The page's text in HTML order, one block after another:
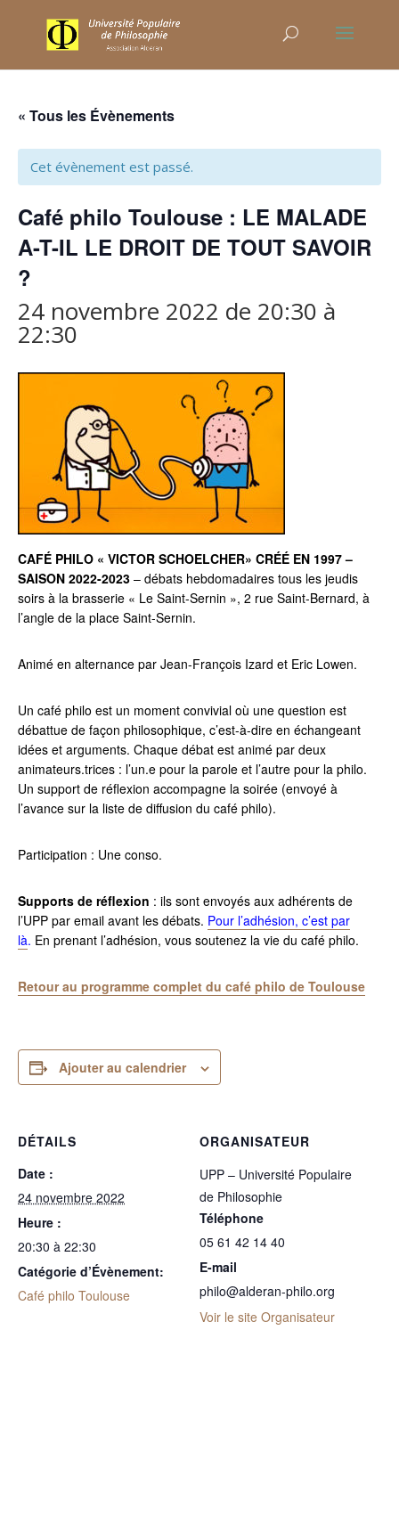
« Tous les Évènements
Cet évènement est passé.
Café philo Toulouse : LE MALADE
A-T-IL LE DROIT DE TOUT SAVOIR
?
24 novembre 2022 de 20:30 à
22:30
CAFÉ PHILO « VICTOR SCHOELCHER» CRÉÉ EN 1997 –
SAISON 2022-2023 – débats hebdomadaires tous les jeudis
soirs à la brasserie « Le Saint-Sernin », 2 rue Saint-Bernard, à
l’angle de la place Saint-Sernin.
Animé en alternance par Jean-François Izard et Eric Lowen.
Un café philo est un moment convivial où une question est
débattue de façon philosophique, c’est-à-dire en échangeant
idées et arguments. Chaque débat est animé par deux
animateurs.trices : l’un.e pour la parole et l’autre pour la philo.
Un support de réflexion accompagne la soirée (envoyé à
l’avance sur la liste de diffusion du café philo).
Participation : Une conso.
Supports de réflexion : ils sont envoyés aux adhérents de
l’UPP par email avant les débats. Pour l’adhésion, c’est par
là. En prenant l’adhésion, vous soutenez la vie du café philo.
Retour au programme complet du café philo de Toulouse
Ajouter au calendrier
DÉTAILS
Date :
24 novembre 2022
Heure :
20:30 à 22:30
Catégorie d’Évènement:
Café philo Toulouse
ORGANISATEUR
UPP – Université Populaire
de Philosophie
Téléphone
05 61 42 14 40
E-mail
philo@alderan-philo.org
Voir le site Organisateur